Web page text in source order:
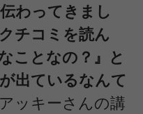
わってきまし
チコミを読ん
ことなの？』と
出ているなんて
ッキーさんの講